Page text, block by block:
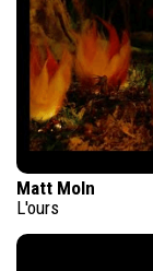
Matt Moln
L'ours